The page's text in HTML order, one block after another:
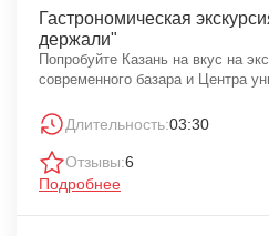
Гастрономическая
держали"
Попробуйте Казань на вкус на
современного базара и Центра
Длительность:03:30
Отзывы:6
Подробнее